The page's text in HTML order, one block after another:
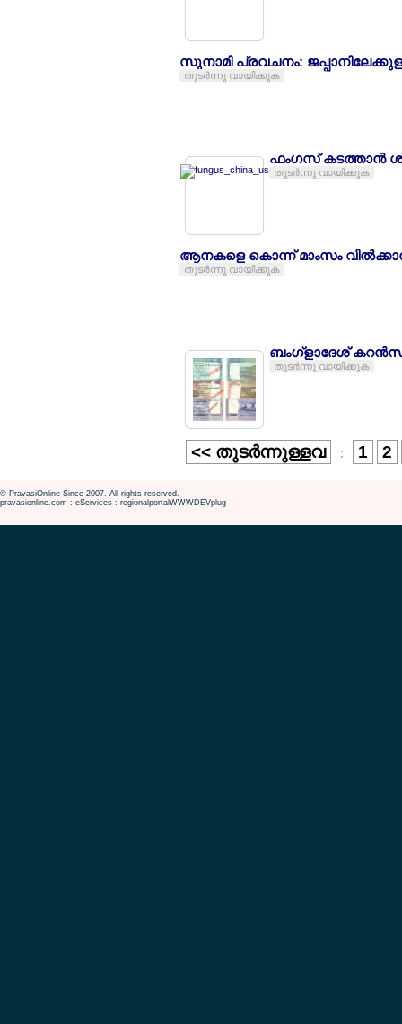
സുനാമി പ്രവചനം:
തുടര്‍ന്നു വായിക്കുക
ഫംഗസ് കടത്താന്‍
തുടര്‍ന്നു വായിക്കുക
ആനകളെ കൊന്ന് മാംസം
തുടര്‍ന്നു വായിക്കുക
ബംഗ്ളാദേശ്
തുടര്‍ന്നു വായിക്കുക
<< തുടര്‍ന്നുള്ളവ : 1 2
© PravasiOnline Since 2007. All rights reserved.
pravasionline.com : eServices : regionalportalWWWDEVplug